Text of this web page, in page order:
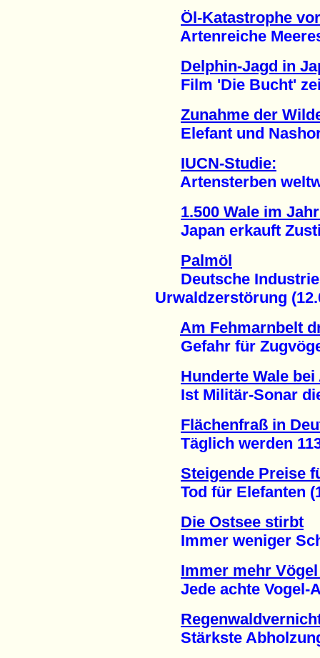
Öl-Katastrophe
Artenreiche
Delphin-Jagd in
Film 'Die Bucht'
Zunahme der
Elefant und
IUCN-Studie:
Artensterben
1.500 Wale im
Japan erkauft
Palmöl
Deutsche Industrie
Urwaldzerstörung
Am Fehmarnbelt
Gefahr für
Hunderte Wale
Ist Militär-Sonar die
Flächenfraß in
Täglich werden 113
Steigende Preise
Tod für Elefanten
Die Ostsee stirbt
Immer weniger
Immer mehr
Jede achte Vogel-
Stärkste